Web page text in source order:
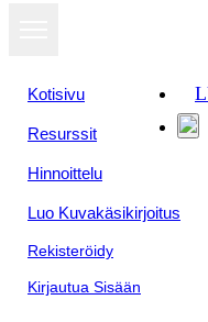
Kotisivu
Resurssit
Hinnoittelu
Luo Kuvakäsikirjoitus
Rekisteröidy
Kirjautua Sisään